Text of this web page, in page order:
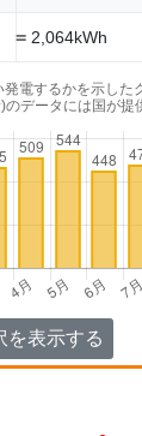
=2,064kWh
電するかを示した
のデータには国が
を表示する